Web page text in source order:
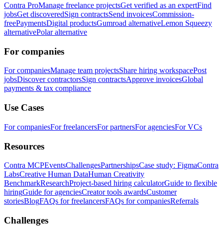
Contra ProManage freelance projectsGet verified as an expertFind
jobsGet discoveredSign contractsSend invoicesCommission-
freePaymentsDigital productsGumroad alternativeLemon Squeezy
alternativePolar alternative
For companies
For companiesManage team projectsShare hiring workspacePost
jobsDiscover contractorsSign contractsApprove invoicesGlobal
payments & tax compliance
Use Cases
For companiesFor freelancersFor partnersFor agenciesFor VCs
Resources
Contra MCPEventsChallengesPartnershipsCase study: FigmaContra
LabsCreative Human DataHuman Creativity
BenchmarkResearchProject-based hiring calculatorGuide to flexible
hiringGuide for agenciesCreator tools awardsCustomer
storiesBlogFAQs for freelancersFAQs for companiesReferrals
Challenges